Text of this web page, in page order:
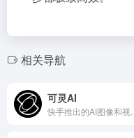
相关导航
可灵AI